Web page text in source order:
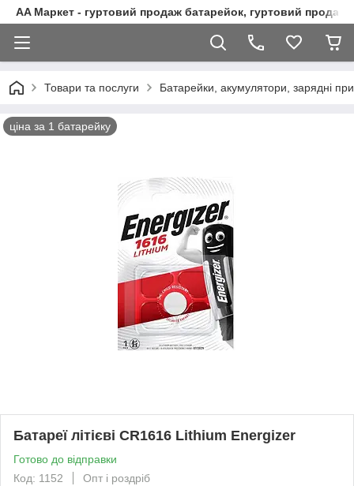
AA Маркет - гуртовий продаж батарейок, гуртовий продаж
Товари та послуги Батарейки, акумулятори, зарядні
ціна за 1 батарейку
Батареї літієві CR1616 Lithium Energizer
Готово до відправки
Код: 1152
Опт і роздріб